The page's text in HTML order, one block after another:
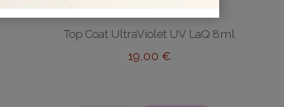
Top Coat UltraViolet UV LaQ 8ml
19,00 €